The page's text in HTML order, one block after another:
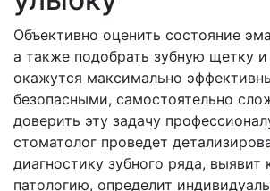
Объективно оценить состояние
а также подобрать зубную щетку
окажутся максимально
безопасными, самостоятельно
доверить эту задачу
стоматолог проведет
диагностику зубного ряда, выявит
патологию, определит